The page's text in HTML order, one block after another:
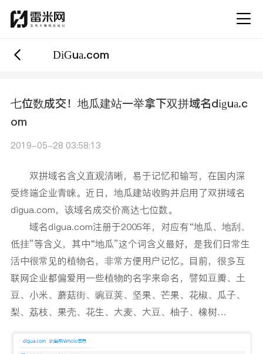
DiGua.com
七位数成交！地瓜建站一举拿下双拼域名digua.c
om
2019-05-28 03:58:13
双拼域名含义直观清晰，易于记忆和输写，在国内深
受终端企业青睐。近日，地瓜建站收购并启用了双拼域名
digua.com，该域名成交价高达七位数。
域名digua.com注册于2005年，对应有“地瓜、地刮、
低挂”等含义，其中“地瓜”这个词含义最好，是我们日常生
活中很常见的植物名，非常方便用户记忆。目前，很多互
联网企业都偏爱用一些植物的名字来命名，譬如豆瓣、土
豆、小米、蘑菇街、豌豆荚、坚果、芒果、花椒、瓜子、
梨、荔枝、果壳、花生、大麦、大豆、柚子、橡树…